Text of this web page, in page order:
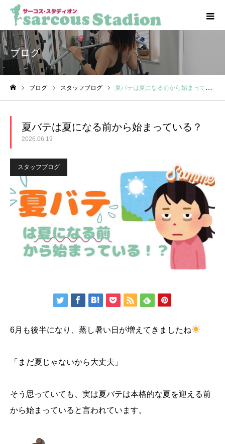
ブログ
ブログ スタッフブログ 夏バテは夏になる前から始まっている？
夏バテは夏になる前から始まっている？
2026.06.19
スタッフブログ
6月も後半になり、蒸し暑い日が増えてきましたね
「まだ夏じゃないから大丈夫」
そう思っていても、実は夏バテは本格的な夏を迎える前
から始まっていると言われています。